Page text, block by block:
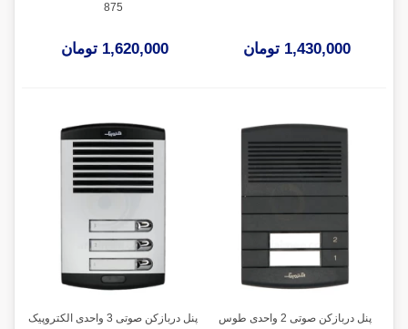
1,430,000 تومان
875
1,620,000 تومان
پنل دربازکن صوتی 2 واحدی طوس پنل دربازکن صوتی 3 واحدی الکتروپیک